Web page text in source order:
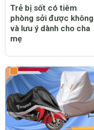
Trẻ bị sốt có tiêm
phòng sởi được không
và lưu ý dành cho cha
mẹ